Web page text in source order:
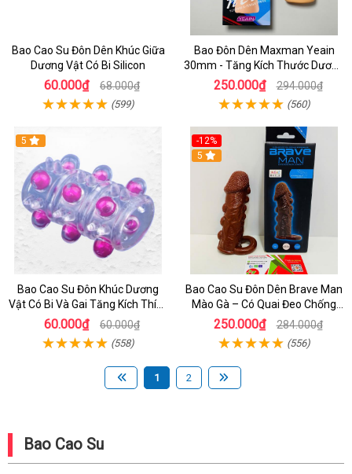
Bao Cao Su Đôn Dên Khúc Giữa
Dương Vật Có Bi Silicon
60.000₫ 68.000₫
(599)
Bao Đôn Dên Maxman Yeain
30mm - Tăng Kích Thước Dương
Vật, Gân Nổi Cực Chất
250.000₫ 294.000₫
(560)
5
Bao Cao Su Đôn Khúc Dương
Vật Có Bi Và Gai Tăng Kích Thích
Khi Quan Hệ
60.000₫ 60.000₫
(558)
-12%
5
Bao Cao Su Đôn Dên Brave Man
Mào Gà – Có Quai Đeo Chống
Tuột, Tăng Khoái Cảm Cho Nam
250.000₫ 284.000₫
(556)
1 2
Bao Cao Su